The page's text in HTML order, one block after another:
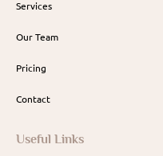
Services
Our Team
Pricing
Contact
Useful Links